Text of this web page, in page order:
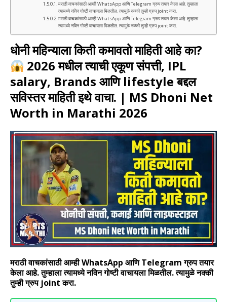
मराठी वाचकांसाठी आम्ही WhatsApp आणि Telegram ग्रुप तयार केला आहे. तुम्हाला
त्यामध्ये नविन गोष्टी वाचायला मिळतील. त्यामुळे नक्की तुम्ही ग्रुप joint करा.
मराठी वाचकांसाठी आम्ही WhatsApp आणि Telegram ग्रुप तयार केला आहे. तुम्हाला
त्यामध्ये नविन गोष्टी वाचायला मिळतील. त्यामुळे नक्की तुम्ही ग्रुप joint करा.
धोनी महिन्याला किती कमावतो माहिती आहे का?
2026 मधील त्याची एकूण संपत्ती, IPL
salary, Brands आणि lifestyle बद्दल
सविस्तर माहिती इथे वाचा. | MS Dhoni Net
Worth in Marathi 2026
मराठी वाचकांसाठी आम्ही WhatsApp आणि Telegram ग्रुप तयार
केला आहे. तुम्हाला त्यामध्ये नविन गोष्टी वाचायला मिळतील. त्यामुळे नक्की
तुम्ही ग्रुप joint करा.